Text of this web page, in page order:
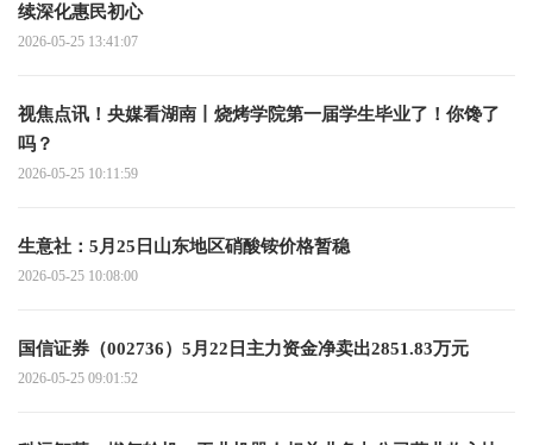
续深化惠民初心
2026-05-25 13:41:07
视焦点讯！央媒看湖南丨烧烤学院第一届学生毕业了！你馋了
吗？
2026-05-25 10:11:59
生意社：5月25日山东地区硝酸铵价格暂稳
2026-05-25 10:08:00
国信证券（002736）5月22日主力资金净卖出2851.83万元
2026-05-25 09:01:52